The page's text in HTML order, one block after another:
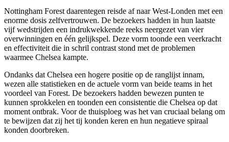
Nottingham Forest daarentegen reisde af naar West-Londen met een
enorme dosis zelfvertrouwen. De bezoekers hadden in hun laatste
vijf wedstrijden een indrukwekkende reeks neergezet van vier
overwinningen en één gelijkspel. Deze vorm toonde een veerkracht
en effectiviteit die in schril contrast stond met de problemen
waarmee Chelsea kampte.
Ondanks dat Chelsea een hogere positie op de ranglijst innam,
wezen alle statistieken en de actuele vorm van beide teams in het
voordeel van Forest. De bezoekers hadden bewezen punten te
kunnen sprokkelen en toonden een consistentie die Chelsea op dat
moment ontbrak. Voor de thuisploeg was het van cruciaal belang om
te bewijzen dat zij het tij konden keren en hun negatieve spiraal
konden doorbreken.